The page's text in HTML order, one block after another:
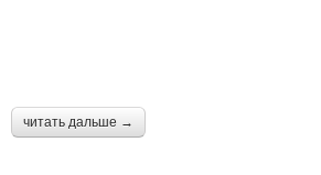
читать дальше →